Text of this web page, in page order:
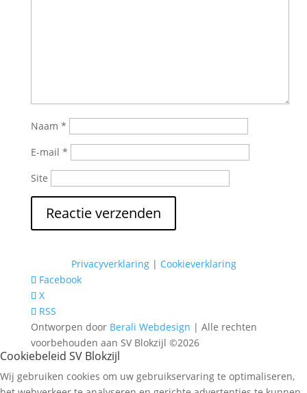
Naam *
E-mail *
Site
Privacyverklaring| Cookieverklaring
Facebook
X
RSS
Ontworpen door Berali Webdesign | Alle rechten
voorbehouden aan SV Blokzijl ©2026
Cookiebeleid SV Blokzijl
Wij gebruiken cookies om uw gebruikservaring te optimaliseren,